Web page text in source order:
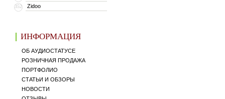
352 Zidoo
ИНФОРМАЦИЯ
ОБ АУДИОСТАТУСЕ
РОЗНИЧНАЯ ПРОДАЖА
ПОРТФОЛИО
СТАТЬИ И ОБЗОРЫ
НОВОСТИ